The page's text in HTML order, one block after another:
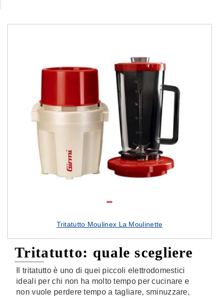
Tritatutto Moulinex La Moulinette
Tritatutto: quale scegliere
Il tritatutto è uno di quei piccoli elettrodomestici
ideali per chi non ha molto tempo per cucinare e
non vuole perdere tempo a tagliare, sminuzzare,